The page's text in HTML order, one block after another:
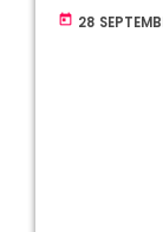
today 28